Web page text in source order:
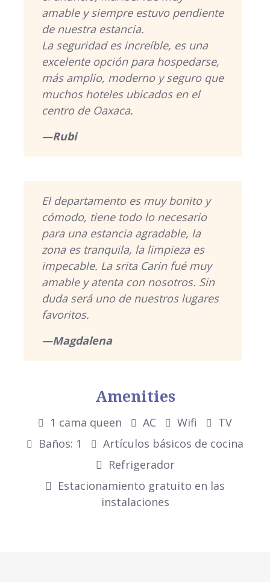
amable y siempre estuvo pendiente
de nuestra estancia.
La seguridad es increíble, es una
excelente opción para hospedarse,
más amplio, moderno y seguro que
muchos hoteles ubicados en el
centro de Oaxaca.
—Rubi
El departamento es muy bonito y
cómodo, tiene todo lo necesario
para una estancia agradable, la
zona es tranquila, la limpieza es
impecable. La srita Carin fué muy
amable y atenta con nosotros. Sin
duda será uno de nuestros lugares
favoritos.
—Magdalena
Amenities
1 cama queen AC Wifi
TV
Baños: 1
Artículos básicos de cocina
Refrigerador
Estacionamiento gratuito en las
instalaciones